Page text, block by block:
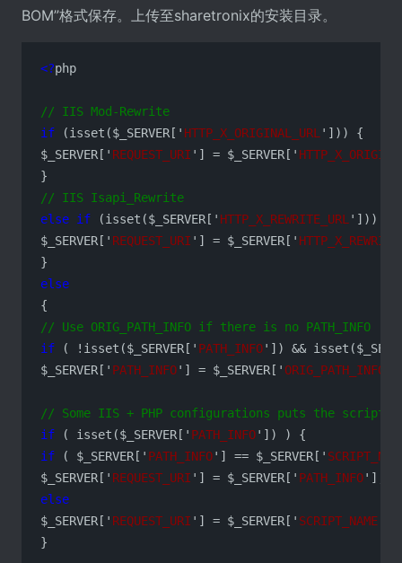
BOM”格式保存。上传至sharetronix的安装目录。
<?php
// IIS Mod-Rewrite
if (isset($_SERVER[' HTTP_X_ORIGINAL_URL '])) {
$_SERVER[' REQUEST_URI '] = $_SERVER['
// IIS Isapi_Rewrite
else if (isset($_SERVER[' HTTP_X_REWRITE_URL '])) {
$_SERVER[' REQUEST_URI '] = $_SERVER['
else
// Use ORIG_PATH_INFO if there is no PATH_INFO
if ( !isset($_SERVER[' PATH_INFO']) &&
$_SERVER[' PATH_INFO'] = $_SERVER[' ORIG_PATH_INFO
// Some IIS + PHP configurations puts the script-
if ( isset($_SERVER[' PATH_INFO
if ( $_SERVER[' PATH_INFO'] == $_SERVER['
$_SERVER[' REQUEST_URI '] = $_SERVER[' PATH_INFO
else
$_SERVER[' REQUEST_URI '] = $_SERVER[' SCRIPT_NAME
}